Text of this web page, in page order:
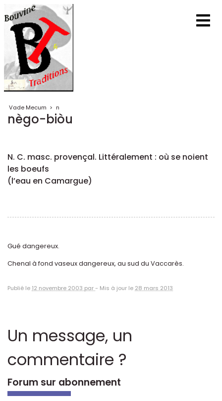
Vade Mecum > n
nègo-biòu
N. C. masc. provençal. Littéralement : où se noient
les boeufs
(l’eau en Camargue)
Gué dangereux.
Chenal à fond vaseux dangereux, au sud du Vaccarès.
Publié le 12 novembre 2003 par- Mis à jour le 28 mars 2013
Un message, un
commentaire ?
Forum sur abonnement